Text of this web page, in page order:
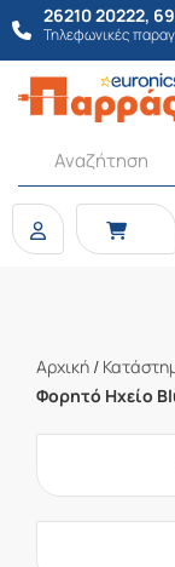
26210 20222,
Τηλεφωνικές
Αρχική /
Φορητό Ηχείο